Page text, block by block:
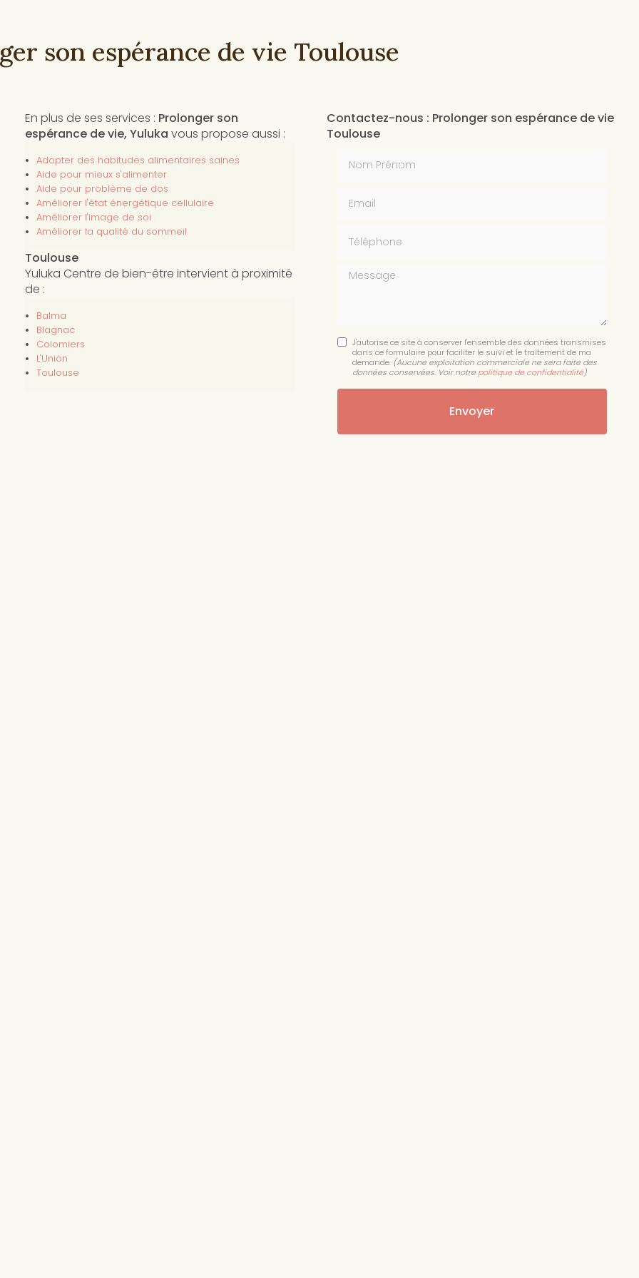
son espérance de vie Toulouse
En plus de ses services : Prolonger son
espérance de vie, Yuluka vous propose aussi :
Adopter des habitudes alimentaires saines
Aide pour mieux s'alimenter
Aide pour problème de dos
Améliorer l'état énergétique cellulaire
Améliorer l'image de soi
Améliorer la qualité du sommeil
Toulouse
Yuluka Centre de bien-être intervient à proximité
de :
Balma
Blagnac
Colomiers
L'Union
Toulouse
Contactez-nous : Prolonger son espérance de vie
Toulouse
Message
J'autorise ce site à conserver l'ensemble des données transmises
dans ce formulaire pour faciliter le suivi et le traitement de ma
demande. (Aucune exploitation commerciale ne sera faite des
données conservées. Voir notre politique de confidentialité)